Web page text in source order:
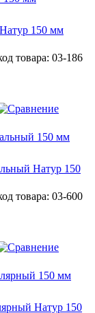
150 мм
товара: 03-186
Натур 150
товара: 03-600
Натур 150